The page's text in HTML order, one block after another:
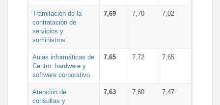
Tramitación de la
contratación de
servicios y
suministros
7,69 7,70 7,02
Aulas informáticas de
Centro: hardware y
software corporativo
7,65 7,72 7,65
Atención de
consultas y
7,63 7,60 7,47